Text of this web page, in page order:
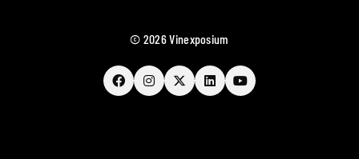
© 2026 Vinexposium